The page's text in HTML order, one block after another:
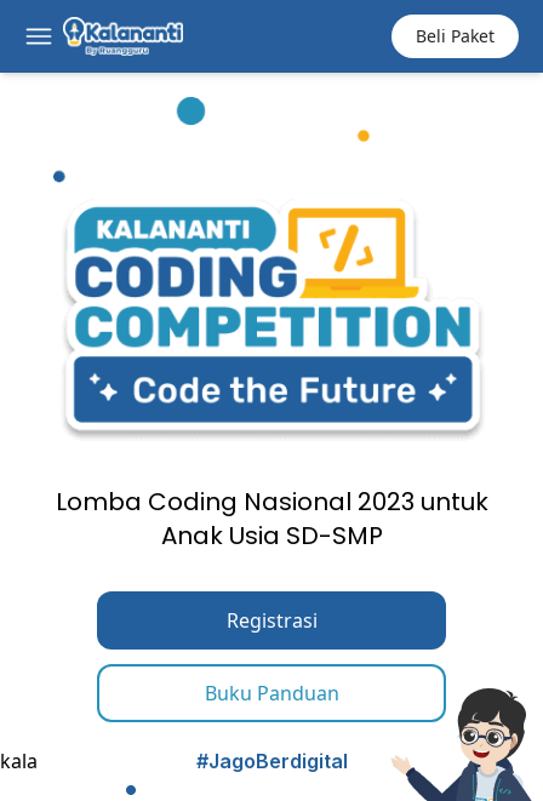
Beli Paket
Lomba Coding Nasional 2023 untuk
Anak Usia SD-SMP
Registrasi
Buku Panduan
#JagoBerdigital